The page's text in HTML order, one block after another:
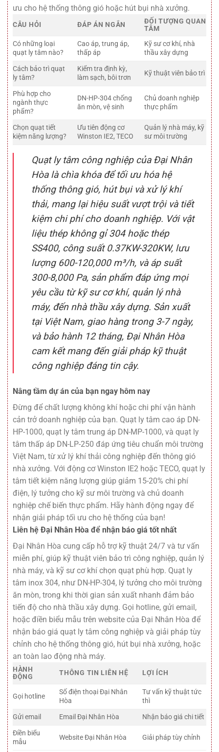
ưu cho hệ thống thông gió hoặc hút bụi nhà xưởng.
CÂU HỎI ĐÁP ÁN NGẮN
ĐỐI TƯỢNG QUAN
TÂM
Có những loại
quạt ly tâm nào?
Cao áp, trung áp,
thấp áp
Kỹ sư cơ khí, nhà
thầu xây dựng
Cách bảo trì quạt
ly tâm?
Kiểm tra định kỳ,
làm sạch, bôi trơn
Kỹ thuật viên bảo trì
Phù hợp cho
ngành thực
phẩm?
DN-HP-304 chống
ăn mòn, vệ sinh
Chủ doanh nghiệp
thực phẩm
Chọn quạt tiết
kiệm năng lượng?
Ưu tiên động cơ
Winston IE2, TECO
Quản lý nhà máy, kỹ
sư môi trường
Quạt ly tâm công nghiệp của Đại Nhân
Hòa là chìa khóa để tối ưu hóa hệ
thống thông gió, hút bụi và xử lý khí
thải, mang lại hiệu suất vượt trội và tiết
kiệm chi phí cho doanh nghiệp. Với vật
liệu thép không gỉ 304 hoặc thép
SS400, công suất 0.37KW-320KW, lưu
lượng 600-120,000 m³/h, và áp suất
300-8,000 Pa, sản phẩm đáp ứng mọi
yêu cầu từ kỹ sư cơ khí, quản lý nhà
máy, đến nhà thầu xây dựng. Sản xuất
tại Việt Nam, giao hàng trong 3-7 ngày,
và bảo hành 12 tháng, Đại Nhân Hòa
cam kết mang đến giải pháp kỹ thuật
công nghiệp đáng tin cậy.
Nâng tầm dự án của bạn ngay hôm nay
Đừng để chất lượng không khí hoặc chi phí vận hành
cản trở doanh nghiệp của bạn. Quạt ly tâm cao áp DN-
HP-1000, quạt ly tâm trung áp DN-MP-1000, và quạt ly
tâm thấp áp DN-LP-250 đáp ứng tiêu chuẩn môi trường
Việt Nam, từ xử lý khí thải công nghiệp đến thông gió
nhà xưởng. Với động cơ Winston IE2 hoặc TECO, quạt ly
tâm tiết kiệm năng lượng giúp giảm 15-20% chi phí
điện, lý tưởng cho kỹ sư môi trường và chủ doanh
nghiệp chế biến thực phẩm. Hãy hành động ngay để
nhận giải pháp tối ưu cho hệ thống của bạn!
Liên hệ Đại Nhân Hòa để nhận báo giá tốt nhất
Đại Nhân Hòa cung cấp hỗ trợ kỹ thuật 24/7 và tư vấn
miễn phí, giúp kỹ thuật viên bảo trì công nghiệp, quản lý
nhà máy, và kỹ sư cơ khí chọn quạt phù hợp. Quạt ly
tâm inox 304, như DN-HP-304, lý tưởng cho môi trường
ăn mòn, trong khi thời gian sản xuất nhanh đảm bảo
tiến độ cho nhà thầu xây dựng. Gọi hotline, gửi email,
hoặc điền biểu mẫu trên website của Đại Nhân Hòa để
nhận báo giá quạt ly tâm công nghiệp và giải pháp tùy
chỉnh cho hệ thống thông gió, hút bụi nhà xưởng, hoặc
an toàn lao động nhà máy.
HÀNH
ĐỘNG
THÔNG TIN LIÊN HỆ LỢI ÍCH
Gọi hotline
Số điện thoại Đại Nhân
Hòa
Tư vấn kỹ thuật tức
thì
Gửi email
Email Đại Nhân Hòa
Nhận báo giá chi tiết
Điền biểu
mẫu
Website Đại Nhân Hòa Giải pháp tùy chỉnh